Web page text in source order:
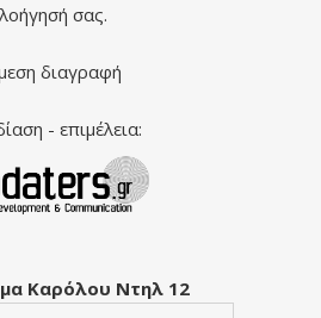
σας.
διαγραφή
- επιμέλεια:
Καρόλου Ντηλ 12